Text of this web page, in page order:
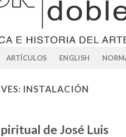
ARTÍCULOS ENGLISH
INSTALACIÓN
de José Luis